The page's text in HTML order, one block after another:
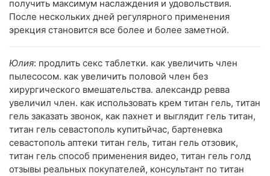
получить максимум наслаждения и удовольствия.
После нескольких дней регулярного применения
эрекция становится все более и более заметной.
Юлия: продлить секс таблетки. как увеличить член
пылесосом. как увеличить половой член без
хирургического вмешательства. александр ревва
увеличил член. как использовать крем титан гель, титан
гель заказать звонок, как пахнет и выглядит гель титан,
титан гель севастополь купитьйчас, бартеневка
севастополь аптеки титан гель, титан гель отзовик,
титан гель способ применения видео, титан гель голд
отзывы реальных покупателей, консультант по титан